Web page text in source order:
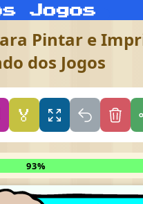
Pintar e
dos Jogos
🏅
93%